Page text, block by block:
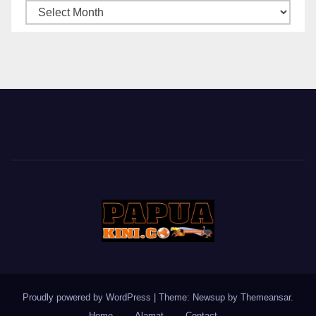
ARSIP
Proudly powered by WordPress Theme: Newsup by Themeansar.